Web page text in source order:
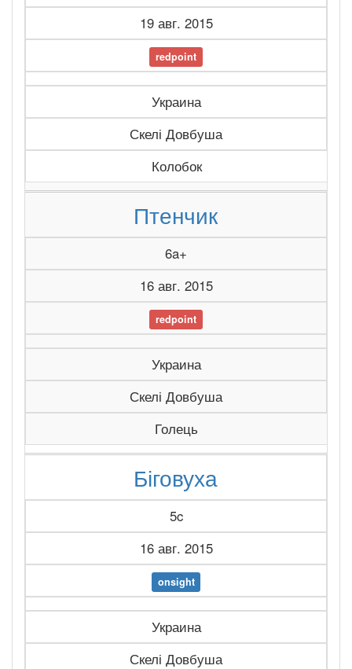
19 авг. 2015
redpoint
Украина
Скелі Довбуша
Колобок
Птенчик
6a+
16 авг. 2015
redpoint
Украина
Скелі Довбуша
Голець
Біговуха
5c
16 авг. 2015
onsight
Украина
Скелі Довбуша